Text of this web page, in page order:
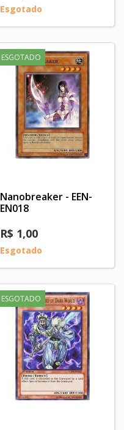
Esgotado
ESGOTADO
Nanobreaker - EEN-
EN018
R$ 1,00
Esgotado
ESGOTADO